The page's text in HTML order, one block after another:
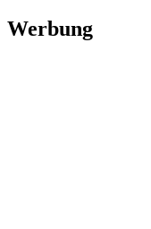
Werbung